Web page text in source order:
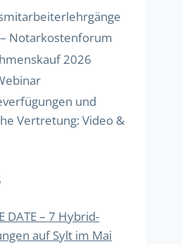
Notarkostenforum
2026
und
Vertretung: Video &
DATE – 7 Hybrid-
auf Sylt im Mai